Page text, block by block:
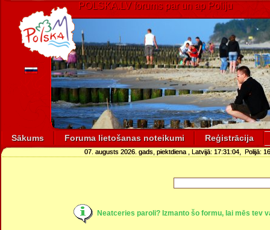
POLSKA.LV forums par un ap Poliju
Sākums Foruma lietošanas noteikumi Reģistrācija
07. augusts 2026. gads, piektdiena , Latvijā: 17:31:05, Polijā:
Neatceries paroli? Izmanto šo formu, lai mēs tev